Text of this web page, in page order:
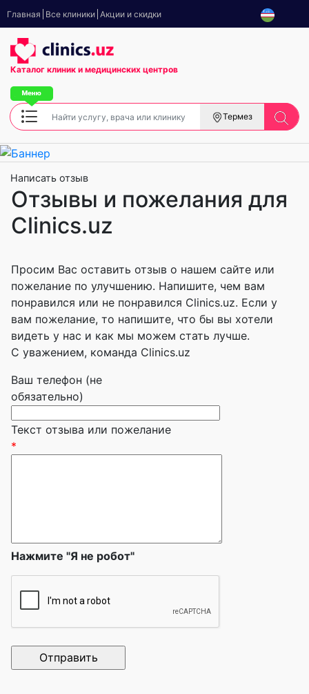
Главная Все клиники Акции и скидки
Каталог клиник и медицинских центров
Термез
Написать отзыв
Отзывы и пожелания для
Clinics.uz
Просим Вас оставить отзыв о нашем сайте или
пожелание по улучшению. Напишите, чем вам
понравился или не понравился Clinics.uz. Если у
вам пожелание, то напишите, что бы вы хотели
видеть у нас и как мы можем стать лучше.
С уважением, команда Clinics.uz
Ваш телефон (не
обязательно)
Текст отзыва или пожелание
*
Нажмите "Я не робот"